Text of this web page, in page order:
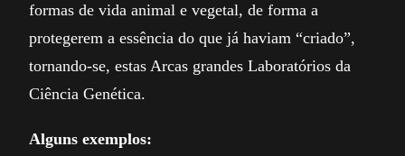
formas de vida animal e vegetal, de forma a
protegerem a essência do que já haviam “criado”,
tornando-se, estas Arcas grandes Laboratórios da
Ciência Genética.
Alguns exemplos: